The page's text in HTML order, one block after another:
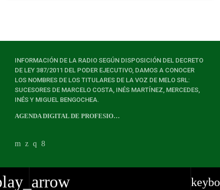
INFORMACIÓN DE LA RADIO SEGÚN DISPOSICIÓN DEL DECRETO
DE LEY 387/2011 DEL PODER EJECUTIVO, DAMOS A CONOCER
LOS NOMBRES DE LOS TITULARES DE LA VOZ DE MELO SRL:
SUCESORES DE MARCELO COSTA, INÉS MARTÍNEZ, MERCEDES,
INÉS Y MIGUEL BENGOCHEA.
AGENDA DIGITAL DE PROFESIONALES